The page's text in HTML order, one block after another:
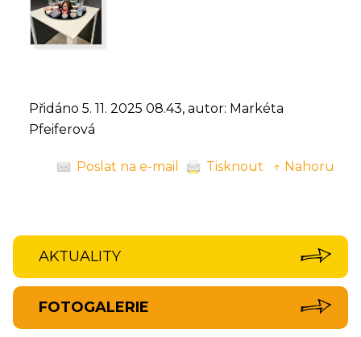
Přidáno 5. 11. 2025 08.43, autor: Markéta
Pfeiferová
Poslat na e-mail Tisknout ↑ Nahoru
AKTUALITY
FOTOGALERIE